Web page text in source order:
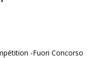
-Fuori Concorso